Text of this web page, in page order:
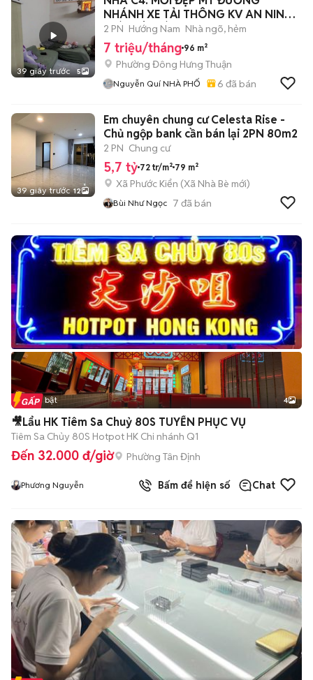
39 giây trước 5
NHÁNH XE TẢI THÔNG KV AN NINH
GIÁP TÂN BÌNH
2 PN Hướng Nam Nhà ngõ, hẻm
7 triệu/tháng 96 m²
Phường Đông Hưng Thuận
Nguyễn Quí NHÀ PHỐ 6 đã bán
39 giây trước 12
Em chuyên chung cư Celesta Rise -
Chủ ngộp bank cần bán lại 2PN 80m2
2 PN Chung cư
5,7 tỷ 72 tr/m² 79 m²
Xã Phước Kiển (Xã Nhà Bè mới)
Bùi Như Ngọc 7 đã bán
Tin nổi bật 4
🎥Lẩu HK Tiêm Sa Chuỷ 80S TUYỂN PHỤC VỤ
Tiêm Sa Chủy 80S Hotpot HK Chi nhánh Q1
Đến 32.000 đ/giờ Phường Tân Định
Phương Nguyễn Bấm để hiện số Chat